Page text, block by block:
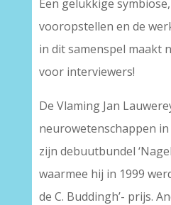
Een gelukkige
vooropstellen en de
in dit samenspel maakt
voor interviewers!
De Vlaming Jan
neurowetenschappen
zijn debuutbundel
waarmee hij in 1999
de C. Buddingh’- prijs.